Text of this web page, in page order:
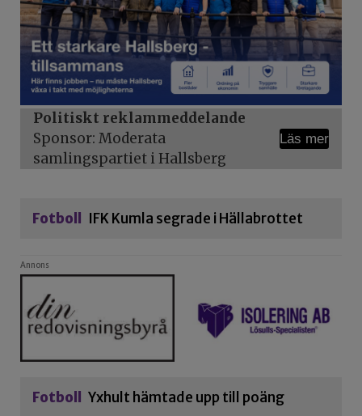
Politiskt reklammeddelande
Sponsor: Moderata
samlingspartiet i Hallsberg
Läs mer
Fotboll IFK Kumla segrade i Hällabrottet
Annons
Fotboll Yxhult hämtade upp till poäng